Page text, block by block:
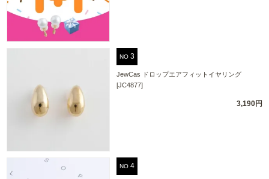
NO
JewCas ドロップエアフィットイヤリング
[JC4877]
3,190円
NO